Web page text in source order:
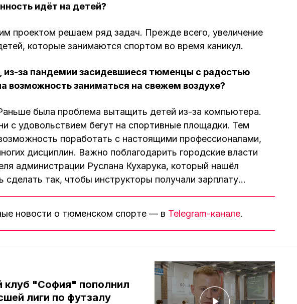
идёт на детей?
проектом решаем ряд задач. Прежде всего, увеличение
которые занимаются спортом во время каникул.
из-за пандемии засидевшиеся тюменцы с радостью
возможность заниматься на свежем воздухе?
была проблема вытащить детей из-за компьютера.
с удовольствием бегут на спортивные площадки. Тем
поработать с настоящими профессионалами,
дисциплин. Важно поблагодарить городские власти
администрации Руслана Кухарука, который нашёл
сделать так, чтобы инструкторы получали зарплату…
новости о тюменском спорте — в Telegram-канале.
клуб "София" пополнил
лиги по футзалу